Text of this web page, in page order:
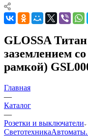
GLOSSA
заземлением
рамкой)
Главная
—
Каталог
—
Розетки и выключатели
Светотехника